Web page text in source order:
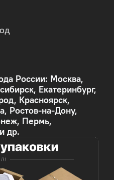
России: Москва,
Екатеринбург,
Красноярск,
Ростов-на-Дону,
Пермь,
др.